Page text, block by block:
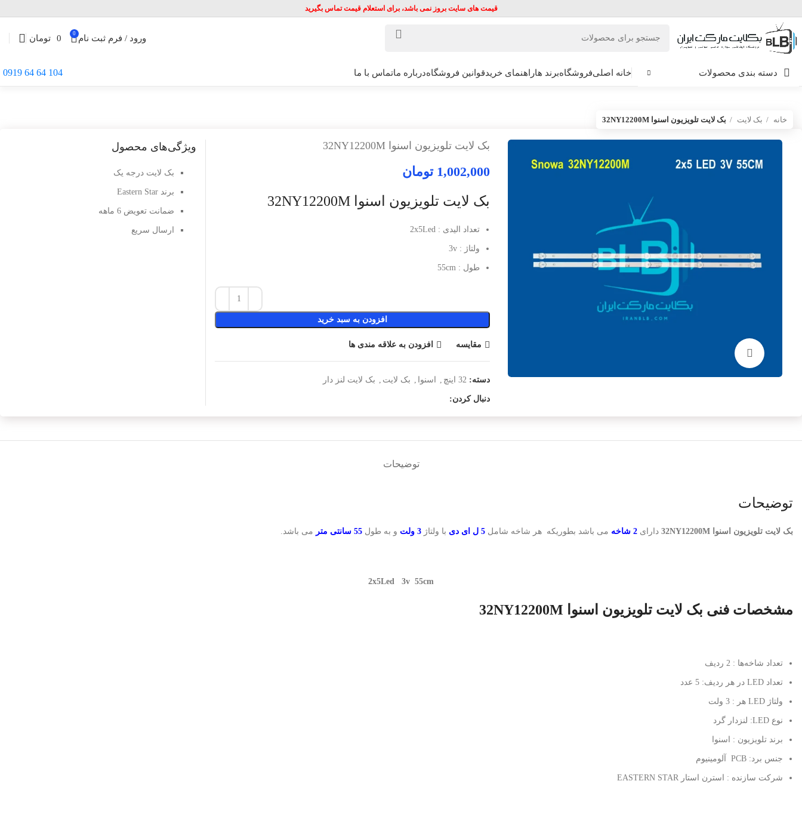
قیمت های سایت بروز نمی باشد، برای استعلام قیمت تماس بگیرید
ورود / فرم ثبت نام 0
0 تومان
دسته بندی محصولات خانه اصلیفروشگاهبرند هاراهنمای خریدقوانین فروشگاهدرباره ماتماس با ما 104 64 64 0919
خانه بک لایت بک لایت تلویزیون اسنوا 32NY12200M
بک لایت تلویزیون اسنوا 32NY12200M
1,002,000 تومان
بک لایت تلویزیون اسنوا 32NY12200M
تعداد الیدی : 2x5Led
ولتاژ : 3v
طول : 55cm
افزودن به سبد خرید
مقایسه افزودن به علاقه مندی ها
دسته: 32 اینچ , اسنوا , بک لایت , بک لایت لنز دار
دنبال کردن:
ویژگی‌های محصول
بک لایت درجه یک
برند Eastern Star
ضمانت تعویض 6 ماهه
ارسال سریع
توضیحات
توضیحات
بک لایت تلویزیون اسنوا 32NY12200M دارای 2 شاخه می باشد بطوریکه هر شاخه شامل 5 ل ای دی با ولتاژ 3 ولت و به طول 55 سانتی متر می باشد.
2x5Led 3v 55cm
مشخصات فنی بک لایت تلویزیون اسنوا 32NY12200M
تعداد شاخه‌ها : 2 ردیف
تعداد LED در هر ردیف: 5 عدد
ولتاژ LED هر : 3 ولت
نوع LED: لنزدار گرد
برند تلویزیون : اسنوا
جنس برد: PCB آلومینیوم
شرکت سازنده : استرن استار EASTERN STAR